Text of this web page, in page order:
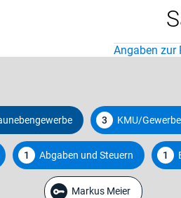
Angaben zur
3 KMU/
1 Abgaben und Steuern 1
Markus Meier